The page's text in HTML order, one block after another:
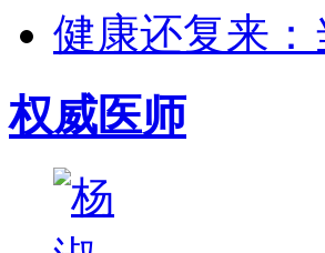
健康还复来
权威医师